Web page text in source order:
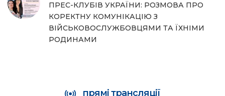
ПРЕС-КЛУБІВ УКРАЇНИ: РОЗМОВА ПРО
КОРЕКТНУ КОМУНІКАЦІЮ З
ВІЙСЬКОВОСЛУЖБОВЦЯМИ ТА ЇХНІМИ
РОДИНАМИ
прямі трансляції